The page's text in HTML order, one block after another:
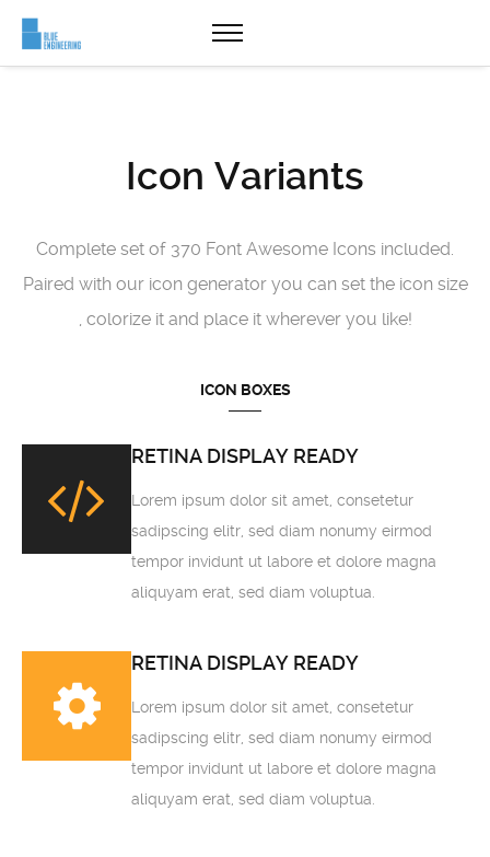
Icon Variants
Complete set of 370 Font Awesome Icons included.
Paired with our icon generator you can set the icon size
, colorize it and place it wherever you like!
ICON BOXES
RETINA DISPLAY READY
Lorem ipsum dolor sit amet, consetetur
sadipscing elitr, sed diam nonumy eirmod
tempor invidunt ut labore et dolore magna
aliquyam erat, sed diam voluptua.
RETINA DISPLAY READY
Lorem ipsum dolor sit amet, consetetur
sadipscing elitr, sed diam nonumy eirmod
tempor invidunt ut labore et dolore magna
aliquyam erat, sed diam voluptua.